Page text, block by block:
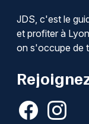
JDS, c'est le
et profiter à
on s'occupe de